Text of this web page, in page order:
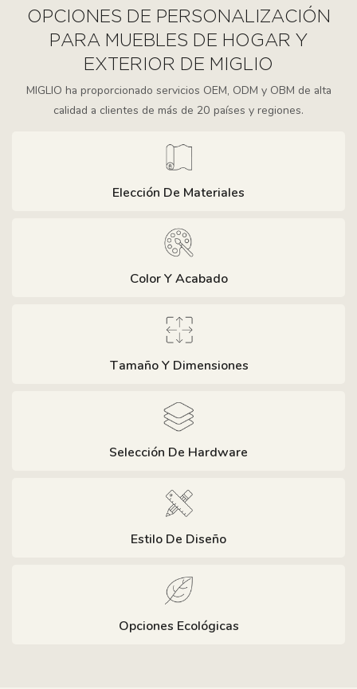
OPCIONES DE PERSONALIZACIÓN
PARA MUEBLES DE HOGAR Y
EXTERIOR DE MIGLIO
MIGLIO ha proporcionado servicios OEM, ODM y OBM de alta
calidad a clientes de más de 20 países y regiones.
Elección De Materiales
Color Y Acabado
Tamaño Y Dimensiones
Selección De Hardware
Estilo De Diseño
Opciones Ecológicas